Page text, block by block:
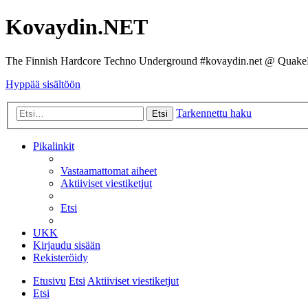
Kovaydin.NET
The Finnish Hardcore Techno Underground #kovaydin.net @
Hyppää sisältöön
Etsi Tarkennettu haku
Pikalinkit
Vastaamattomat aiheet
Aktiiviset viestiketjut
Etsi
UKK
Kirjaudu sisään
Rekisteröidy
Etusivu EtsiAktiiviset viestiketjut
Etsi